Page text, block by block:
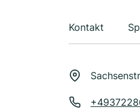
Kontakt